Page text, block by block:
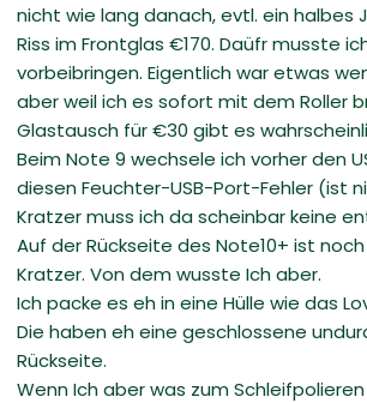
nicht wie lang danach, evtl. ein halbes
Riss im Frontglas €170. Daüfr musste
vorbeibringen. Eigentlich war etwas
aber weil ich es sofort mit dem Roller
Glastausch für €30 gibt es
Beim Note 9 wechsele ich vorher den
diesen Feuchter-USB-Port-Fehler (ist
Kratzer muss ich da scheinbar keine
Auf der Rückseite des Note10+ ist
Kratzer. Von dem wusste Ich aber.
Ich packe es eh in eine Hülle wie das
Die haben eh eine geschlossene
Rückseite.
Wenn Ich aber was zum